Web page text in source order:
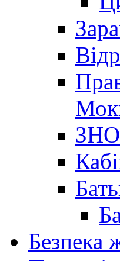
ЗНО
Безпека